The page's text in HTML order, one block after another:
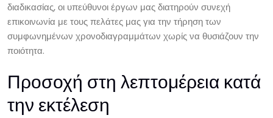
διαδικασίας, οι υπεύθυνοι έργων μας διατηρούν συνεχή
επικοινωνία με τους πελάτες μας για την τήρηση των
συμφωνημένων χρονοδιαγραμμάτων χωρίς να θυσιάζουν την
ποιότητα.
Προσοχή στη λεπτομέρεια κατά
την εκτέλεση